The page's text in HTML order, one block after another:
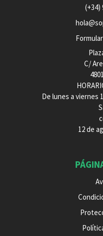
(+34)
C/
De lunes a viernes
12 de